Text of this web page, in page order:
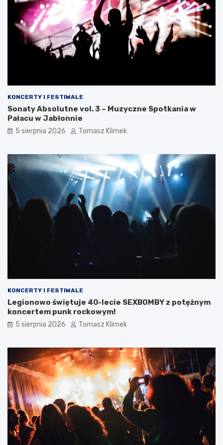
KONCERTY I FESTIWALE
Sonaty Absolutne vol. 3 – Muzyczne Spotkania w
Pałacu w Jabłonnie
5 sierpnia 2026 Tomasz Klimek
KONCERTY I FESTIWALE
Legionowo świętuje 40-lecie SEXBOMBY z potężnym
koncertem punk rockowym!
5 sierpnia 2026 Tomasz Klimek